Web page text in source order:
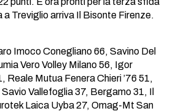
Treviglio arriva Il Bisonte Firenze.
Imoco Conegliano 66, Savino Del
Vero Volley Milano 56, Igor
Reale Mutua Fenera Chieri ’76 51,
Vallefoglia 37, Bergamo 31, Il
Laica Uyba 27, Omag-Mt San